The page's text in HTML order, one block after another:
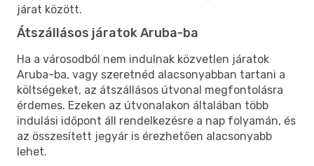
járat között.
Átszállásos járatok Aruba-ba
Ha a városodból nem indulnak közvetlen járatok
Aruba-ba, vagy szeretnéd alacsonyabban tartani a
költségeket, az átszállásos útvonal megfontolásra
érdemes. Ezeken az útvonalakon általában több
indulási időpont áll rendelkezésre a nap folyamán, és
az összesített jegyár is érezhetően alacsonyabb
lehet.